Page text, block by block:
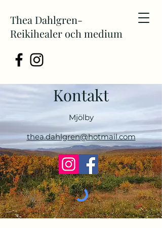
Thea Dahlgren-
Reikihealer och medium
Kontakt
Mjölby
thea.dahlgren@hotmail.com